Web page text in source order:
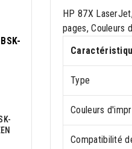
HP 87X
pages, Couleurs
Type
Couleurs
Compatibilité